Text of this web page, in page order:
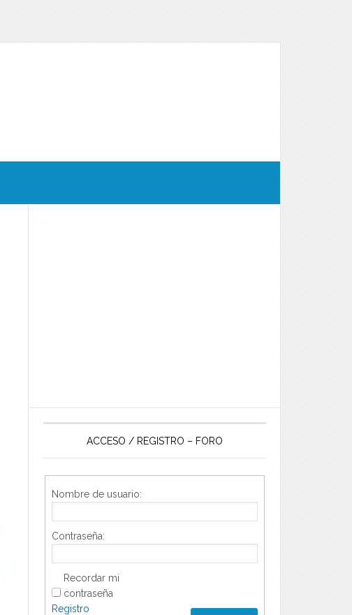
ACCESO / REGISTRO – FORO
Nombre de usuario:
Contraseña:
Recordar mi
contraseña
Registro